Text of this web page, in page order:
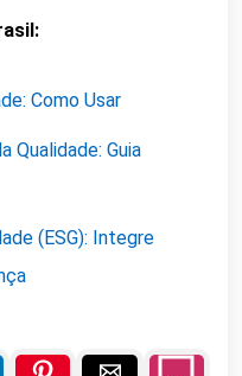
Como Usar
Qualidade: Guia
(ESG): Integre